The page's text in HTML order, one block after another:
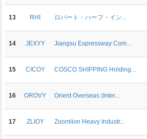
13 RHI ロバート・ハーフ・イン...
14 JEXYY Jiangsu Expressway Com...
15 CICOY COSCO SHIPPING Holding...
16 OROVY Orient Overseas (Inter...
17 ZLIOY Zoomlion Heavy Industr...